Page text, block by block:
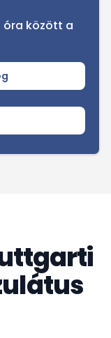
óra között a